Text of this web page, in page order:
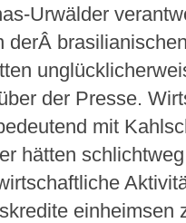
Urwälder
derÂ
der Presse.
mit
hätten
einheimsen